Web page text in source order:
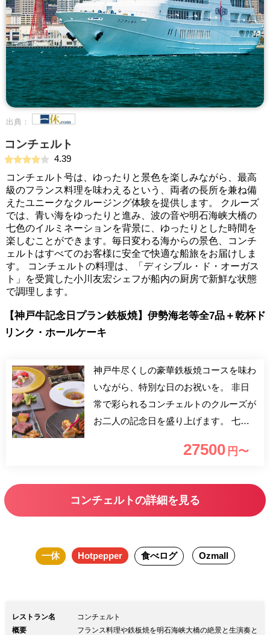
出典：
コンチェルト
4.39
コンチェルト号は、ゆったりと景色を楽しみながら、最高
級のフランス料理を味わえるという、両者の長所を兼ね備
えたユニークなクルージング体験を提供します。 クルーズ
では、青い海をゆったりと進み、波の音や明石海峡大橋の
七色のイルミネーションを背景に、ゆったりとした時間を
楽しむことができます。毎日変わる海からの景色、コンチ
ェルトはすべてのお客様に安全で快適な船旅をお届けしま
す。 コンチェルトの料理は、「ディシブル・ド・オーガス
ト」を受賞した小川友宏シェフが船内の厨房で新鮮な状態
で調理します。
【神戸牛記念日プラン鉄板焼】伊勢海老等全7品＋乾杯ド
リンク・ホールケーキ
神戸牛尽くしの豪華鉄板焼コースを味わ
いながら、特別な日のお祝いを。 非日
常で彩られるコンチェルトのクルーズが
お二人の記念日を盛り上げます。 七色
ョンや海からの景色とともに、素敵な時
ク、ホールケーキが含まれております。
イン）にてご用意 ※ホールケーキは生
要時間：105分 (時間) ＜4月～9月＞17：
27500 円〜
コンチェルトの詳細を見る
一休 Hotpepper 食べログ Ozmall
レストラン名
コンチェルト
概要
フランス料理や鉄板焼を明石海峡大橋の絶景と生演奏と